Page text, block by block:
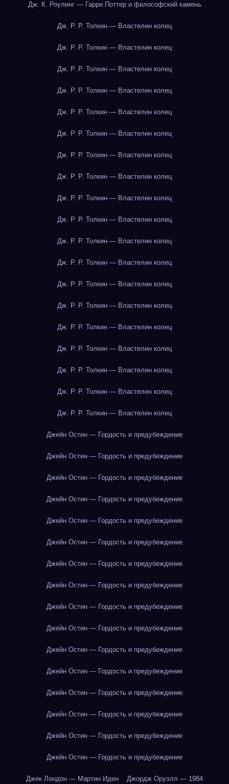
Дж. К. Роулинг — Гарри Поттер и философский камень
Дж. Р. Р. Толкин — Властелин колец
Дж. Р. Р. Толкин — Властелин колец
Дж. Р. Р. Толкин — Властелин колец
Дж. Р. Р. Толкин — Властелин колец
Дж. Р. Р. Толкин — Властелин колец
Дж. Р. Р. Толкин — Властелин колец
Дж. Р. Р. Толкин — Властелин колец
Дж. Р. Р. Толкин — Властелин колец
Дж. Р. Р. Толкин — Властелин колец
Дж. Р. Р. Толкин — Властелин колец
Дж. Р. Р. Толкин — Властелин колец
Дж. Р. Р. Толкин — Властелин колец
Дж. Р. Р. Толкин — Властелин колец
Дж. Р. Р. Толкин — Властелин колец
Дж. Р. Р. Толкин — Властелин колец
Дж. Р. Р. Толкин — Властелин колец
Дж. Р. Р. Толкин — Властелин колец
Дж. Р. Р. Толкин — Властелин колец
Дж. Р. Р. Толкин — Властелин колец
Джейн Остин — Гордость и предубеждение
Джейн Остин — Гордость и предубеждение
Джейн Остин — Гордость и предубеждение
Джейн Остин — Гордость и предубеждение
Джейн Остин — Гордость и предубеждение
Джейн Остин — Гордость и предубеждение
Джейн Остин — Гордость и предубеждение
Джейн Остин — Гордость и предубеждение
Джейн Остин — Гордость и предубеждение
Джейн Остин — Гордость и предубеждение
Джейн Остин — Гордость и предубеждение
Джейн Остин — Гордость и предубеждение
Джейн Остин — Гордость и предубеждение
Джейн Остин — Гордость и предубеждение
Джейн Остин — Гордость и предубеждение
Джейн Остин — Гордость и предубеждение
Джек Лондон — Мартин Иден Джордж Оруэлл — 1984